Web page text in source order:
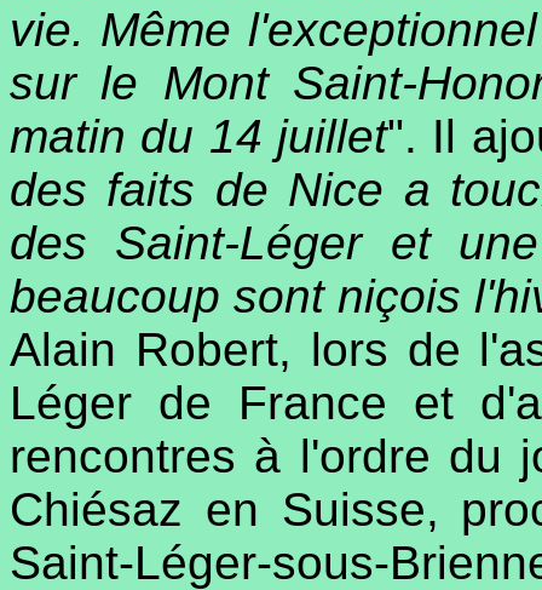
vie. Même
sur le Mont Saint-
matin du 14 juillet". Il
des faits de Nice a
des Saint-Léger et
beaucoup sont niçois
Alain Robert, lors de
Léger de France et
rencontres à l'ordre du
Chiésaz en Suisse,
Saint-Léger-sous-